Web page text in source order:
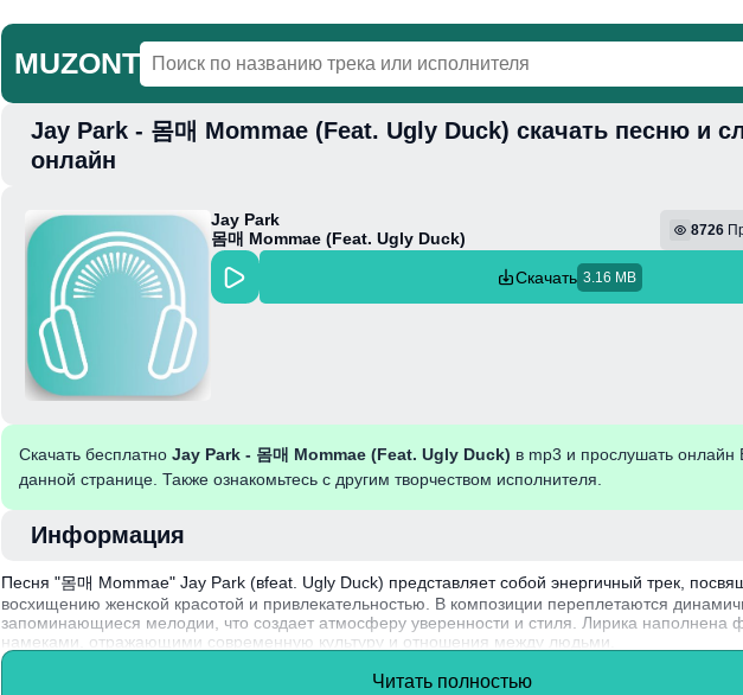
MUZONT
Главная Новинки Популярная Поп
Jay Park - 몸매 Mommae (Feat. Ugly Duck) скачать песню и
онлайн
Jay Park
몸매 Mommae (Feat. Ugly Duck)
8726
Скачать 3.16 MB
Скачать бесплатно Jay Park - 몸매 Mommae (Feat. Ugly Duck) в mp3 и прослушать
данной странице. Также ознакомьтесь с другим творчеством исполнителя.
Информация
Песня "몸매 Mommae" Jay Park (вfeat. Ugly Duck) представляет собой энергичный трек,
восхищению женской красотой и привлекательностью. В композиции переплетаются
запоминающиеся мелодии, что создает атмосферу уверенности и стиля. Лирика наполнена
намеками, отражающими современную культуру и отношения между людьми.
Интересный факт: Jay Park, корейско-американский артист, начал свою карьеру как участник
Читать полностью